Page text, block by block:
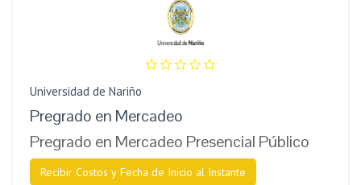
Universidad de Nariño
Pregrado en Mercadeo
Pregrado en Mercadeo Presencial Público
Recibir Costos y Fecha de Inicio al Instante